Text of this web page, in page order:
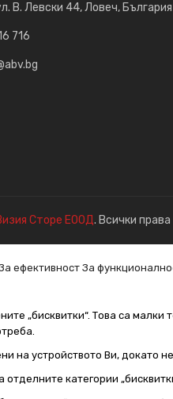
В. Левски 44, Ловеч, България
716
Сторе ЕООД. Всички
ефективност За
„бисквитки“. Това са
на устройството Ви,
отделните категории